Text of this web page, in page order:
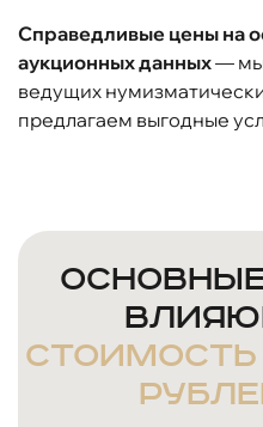
Справедливые цены на
аукционных данных— мы
ведущих
предлагаем выгодные